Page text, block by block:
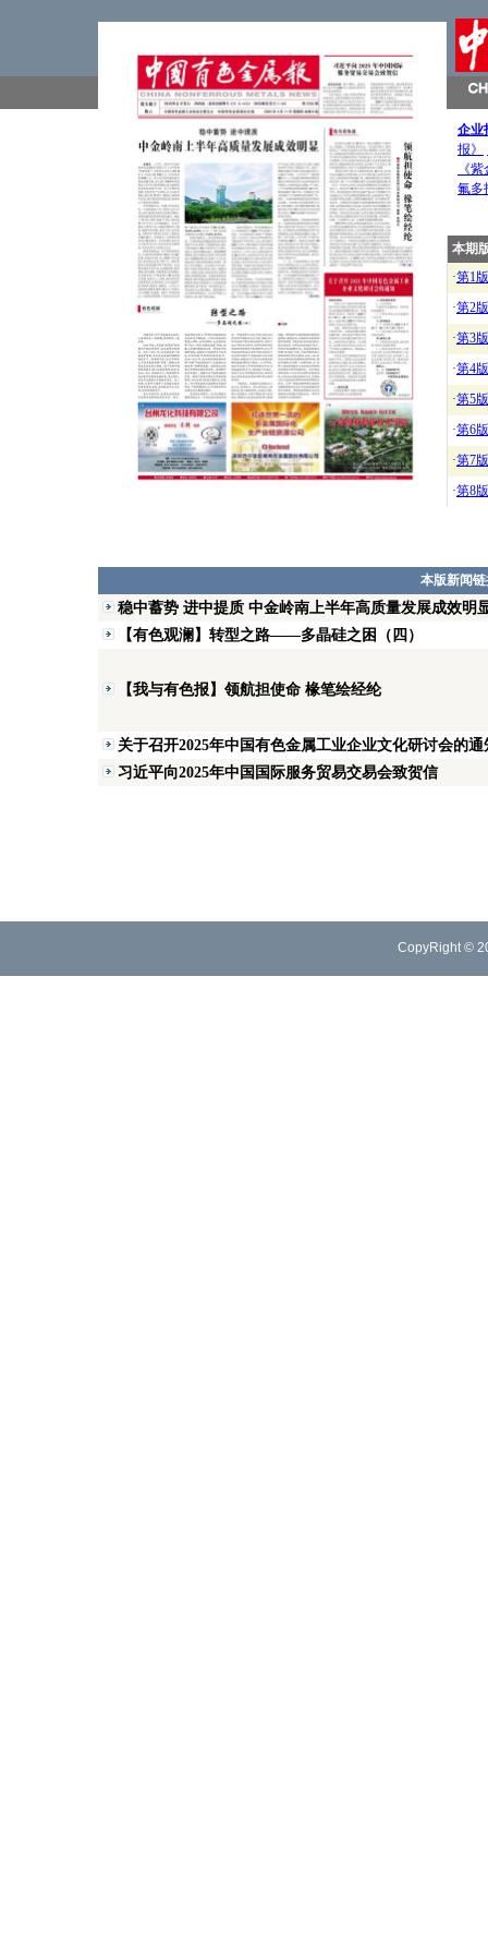
企业
报》
《
氟多
本期
·第1版
·第2版
·第3版
·第4版
·第5版
·第6版
·第7版
·第8版
本版新闻
稳中蓄势 进中提质 中金岭南上半年高质量发展成效明
【有色观澜】转型之路——多晶硅之困（四）
【我与有色报】领航担使命 椽笔绘经纶
关于召开2025年中国有色金属工业企业文化研讨会的通
习近平向2025年中国国际服务贸易交易会致贺信
CopyRight ©